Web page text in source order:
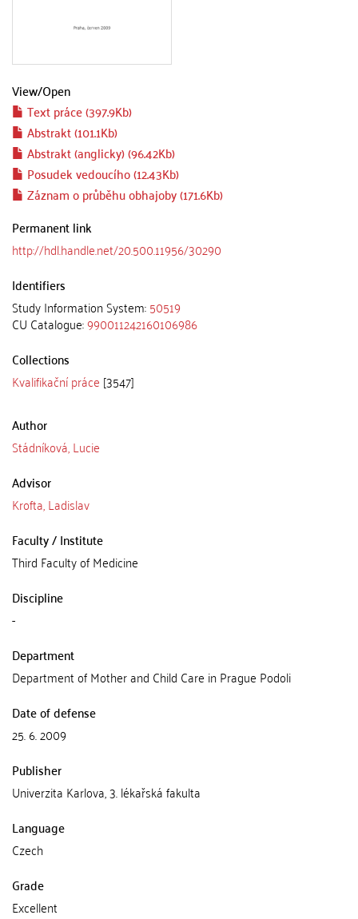
View/Open
Text práce (397.9Kb)
Abstrakt (101.1Kb)
Abstrakt (anglicky) (96.42Kb)
Posudek vedoucího (12.43Kb)
Záznam o průběhu obhajoby (171.6Kb)
Permanent link
http://hdl.handle.net/20.500.11956/30290
Identifiers
Study Information System:50519
CU Catalogue:990011242160106986
Collections
Kvalifikační práce [3547]
Author
Stádníková, Lucie
Advisor
Krofta, Ladislav
Faculty / Institute
Third Faculty of Medicine
Discipline
-
Department
Department of Mother and Child Care in Prague Podoli
Date of defense
25. 6. 2009
Publisher
Univerzita Karlova, 3. lékařská fakulta
Language
Czech
Grade
Excellent